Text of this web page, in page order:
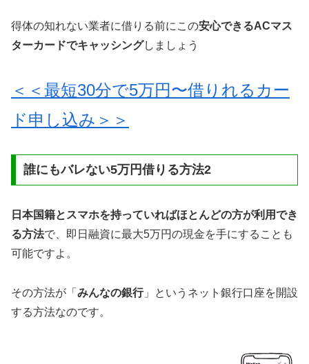
得体の知れない業者に借りる前にこの安心できるACマス
ターカードでキャッシングしましょう
＜＜最短30分で5万円〜借りれるカー
ド申し込み＞＞
誰にもバレない5万円借りる方法2
日本国籍とスマホを持っていればほとんどの方が利用でき
る方法で、即日融資に最大5万円の現金を手にすることも
可能ですよ。
その方法が「 みんなの銀行」というネット銀行口座を開設
する方法なのです。